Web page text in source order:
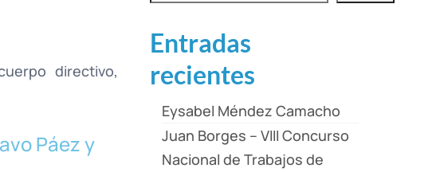
directivo,
Páez y
Entradas
recientes
Eysabel Méndez Camacho
Juan Borges – VIII Concurso
Nacional de Trabajos de